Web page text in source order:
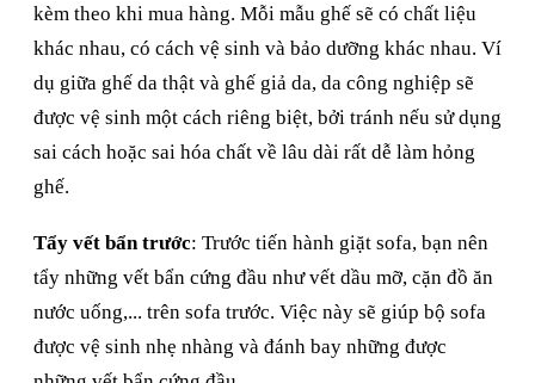
kèm theo khi mua hàng. Mỗi mẫu ghế sẽ có chất liệu
khác nhau, có cách vệ sinh và bảo dưỡng khác nhau. Ví
dụ giữa ghế da thật và ghế giả da, da công nghiệp sẽ
được vệ sinh một cách riêng biệt, bởi tránh nếu sử dụng
sai cách hoặc sai hóa chất về lâu dài rất dễ làm hỏng
ghế.
Tẩy vết bẩn trước: Trước tiến hành giặt sofa, bạn nên
tẩy những vết bẩn cứng đầu như vết dầu mỡ, cặn đồ ăn
nước uống,... trên sofa trước. Việc này sẽ giúp bộ sofa
được vệ sinh nhẹ nhàng và đánh bay những được